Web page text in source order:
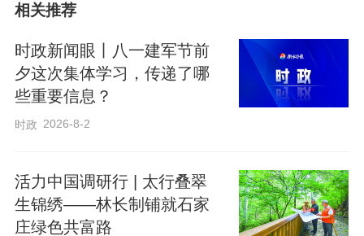
专业底蕴 铸就信赖基石
相关推荐
时政新闻眼丨八一建军节前
夕这次集体学习，传递了哪
些重要信息？
时政 2026-8-2
活力中国调研行 | 太行叠翠
生锦绣——林长制铺就石家
庄绿色共富路